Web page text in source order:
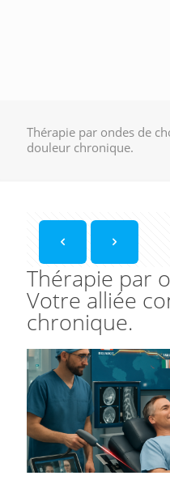
Thérapie par ondes de
douleur chronique.
Thérapie par
Votre alliée
chronique.